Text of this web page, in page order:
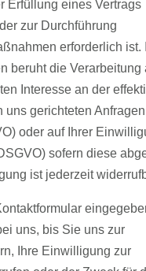
Erfüllung eines Vertrags
zur Durchführung
erforderlich ist.
beruht die Verarbeitung
Interesse an der
uns gerichteten
oder auf Ihrer
sofern diese
ist jederzeit
uns, bis Sie uns zur
Ihre Einwilligung zur